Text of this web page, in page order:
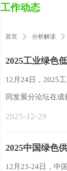
工作动态
首页 ꄲ 分析解读 ꄲ
2025工业绿色
同发展分论坛
12月24日，2025
同发展分论坛在成
2025-12-29
2025中国绿色
12月23-24日，中